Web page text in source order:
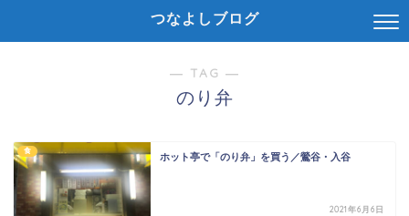
つなよしブログ
― TAG ―
のり弁
食
ホット亭で「のり弁」を買う／鶯谷・入谷
2021年6月6日